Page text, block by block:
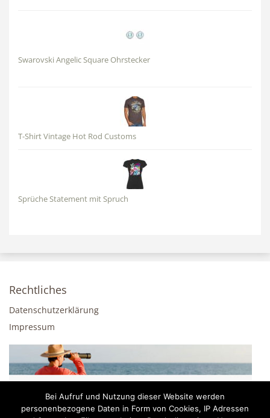
Swarovski Angelic Square Ohrstecker
T-Shirt Vintage Hot Rod Customs
Sprüche Statement mit Spruch
Rechtliches
Datenschutzerklärung
Impressum
Bei Aufruf und Nutzung dieser Website werden
personenbezogene Daten in Form von Cookies, IP Adressen